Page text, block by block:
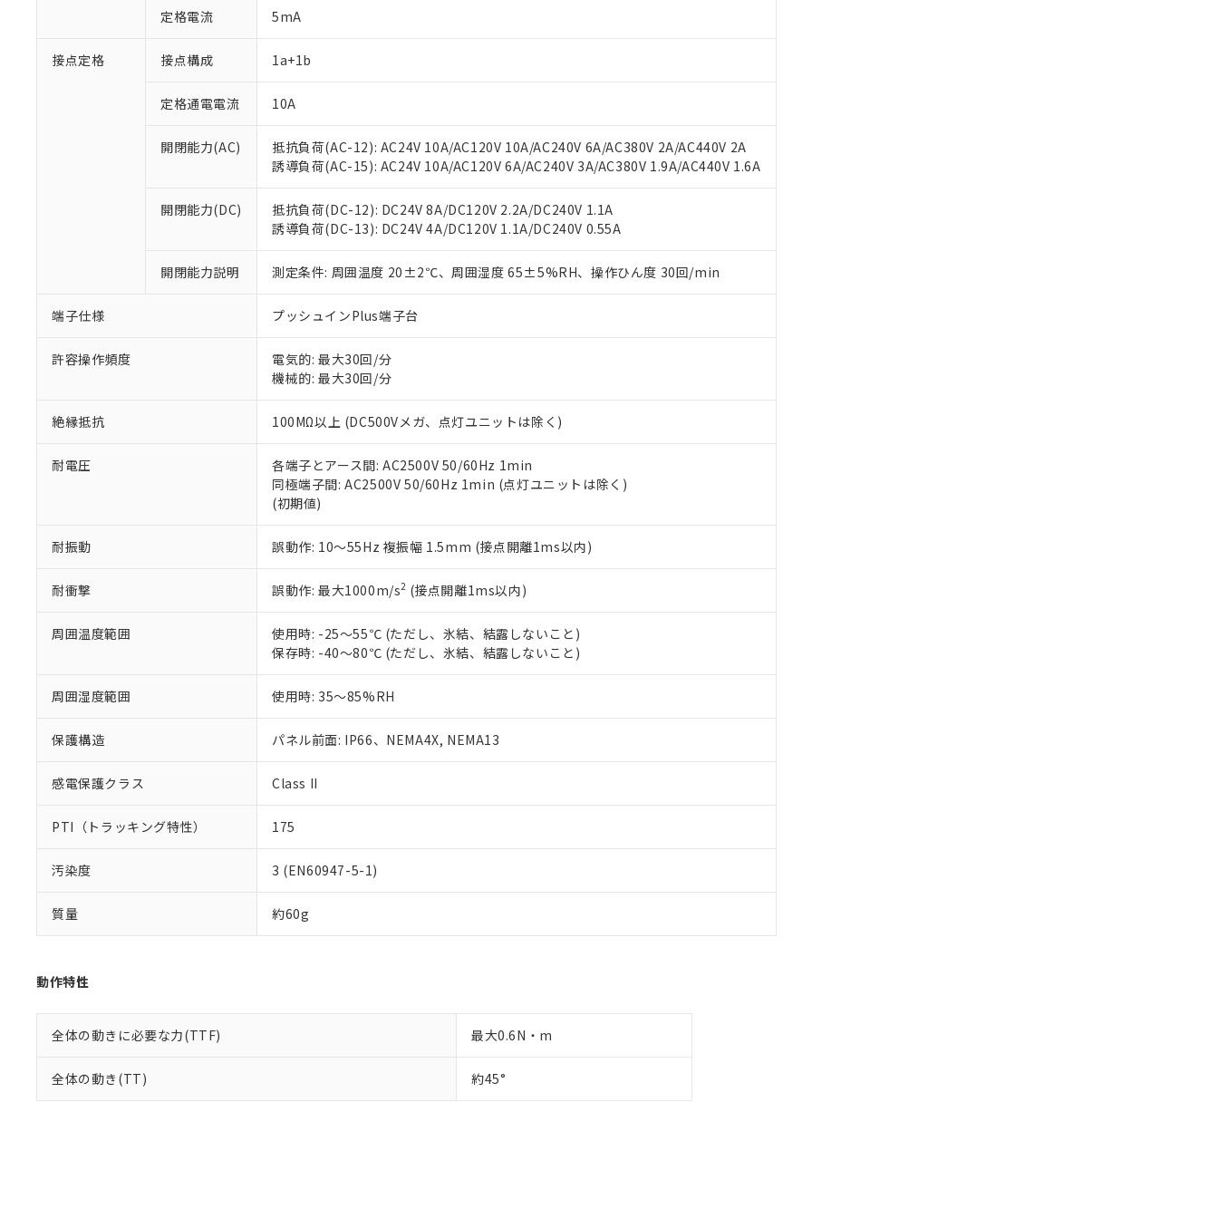
定格電流 5mA
接点定格 接点構成 1a+1b
定格通電電流 10A
開閉能力(AC)
抵抗負荷(AC-12): AC24V 10A/AC120V 10A/AC240V 6A/AC380V 2A/AC440V 2A
誘導負荷(AC-15): AC24V 10A/AC120V 6A/AC240V 3A/AC380V 1.9A/AC440V 1.6A
開閉能力(DC)
抵抗負荷(DC-12): DC24V 8A/DC120V 2.2A/DC240V 1.1A
誘導負荷(DC-13): DC24V 4A/DC120V 1.1A/DC240V 0.55A
開閉能力説明 測定条件: 周囲温度 20±2℃、周囲湿度 65±5%RH、操作ひん度 30回/min
端子仕様 プッシュインPlus端子台
許容操作頻度
電気的: 最大30回/分
機械的: 最大30回/分
絶縁抵抗 100MΩ以上 (DC500Vメガ、点灯ユニットは除く)
耐電圧
各端子とアース間: AC2500V 50/60Hz 1min
同極端子間: AC2500V 50/60Hz 1min (点灯ユニットは除く)
(初期値)
耐振動 誤動作: 10～55Hz 複振幅 1.5mm (接点開離1ms以内)
耐衝撃 誤動作: 最大1000m/s2 (接点開離1ms以内)
周囲温度範囲
使用時: -25～55℃ (ただし、氷結、結露しないこと)
保存時: -40～80℃ (ただし、氷結、結露しないこと)
周囲湿度範囲 使用時: 35～85%RH
保護構造 パネル前面: IP66、NEMA4X, NEMA13
感電保護クラス Class II
PTI（トラッキング特性） 175
汚染度 3 (EN60947-5-1)
質量 約60g
動作特性
全体の動きに必要な力(TTF) 最大0.6N・m
全体の動き(TT) 約45°
ご利用条件
以下の条件をお読みいただき、同意のうえご利用ください。
本サービスは、当社制御機器事業取扱商品の当社在庫状況および標準価格(税抜)を提供させていただ
くものです。
当社制御機器事業取扱商品の中には、本サービスの対象外となる商品もあることをご了承ください。
在庫状況および標準価格照会結果は、記載している更新日時点での社内データに基づき作成されるも
のであり、閲覧された時点での実際の在庫および標準価格とは異なる場合があることをご了承くださ
い。
正式な納期状況および標準価格はお客様のお取引先、またはお客様担当のオムロン制御機器販売店・
当社販売員にご相談ください。
オムロン制御機器販売店や当社販売拠点は「販売ネットワーク
」をご確認ください。
在庫状況および標準価格結果を当社の事前の承諾なく第三者に漏洩または開示しないようお願いしま
す。
ている必要があります。
お客様が当ウェブサイト上で当社にご登録された部品リストについて、当社および当社の共同利用者
が、当社の製品・サービスに関するお客様との取引・商談に必要な範囲で利用することをご了承くだ
さい。
※当社の共同利用者とは、"個人情報の共同利用に関して"
の「1.共同利用者の範囲」に記載されて
いる法人を指します。
対応予定なし：EU RoHS指令（10物質）の非含有に非対応の商品で、対応品を出す予定はありません。
調査・確認中：EU RoHS指令（10物質）の非含有の対応状況を調査中または確認中の商品です。
非該当品：ライセンス料など無形物で、有害物質有無と関係のない商品です。
仕入先様の事情により、非含有部品としていたものが、含有品と判明した場合などやむを得ず変更すること
があります。
鉛(Pb) 1000ppm以下、 水銀(Hg) 1000ppm以下、 カドミウム(Cd) 100ppm以下、
六価クロム(Cr(Ⅵ)) 1000ppm以下、ポリ臭化ビフェニル類(PBB) 1000ppm以下、ポリ臭化ジフェニルエーテル類(PBDE) 1000ppm以下、
フタル酸ビス(2-エチルヘキシル) (DEHP)(別名：DOP) 1000ppm以下、フタル酸ブチルベンジル（BBP） 1000ppm以下、フタル酸ジブチ
ル（DBP） 1000ppm以下、フタル酸ジイソブチル (DIBP) 1000ppm以下
但し、RoHS指令で産業用監視および制御機器に対する適用除外項目は除く。
フタル酸エステル類の４物質については閾値を超える意図的な使用がないことを確認しています。
※2 対応予定月
部品在庫の切り替え状況などにより、予定月が前後することがあります。
※3 非含有証明書ダウンロード
下記の非含有証明書をダウンロードすることができます。
EU RoHS指令（10物質）の非含有証明書
51物質の非含有証明書（当社基準）
※本証明書は発行日時点で非含有を証明するもので、過去に遡って非含有を証明するものではありません。
また、RoHS指令のフタル酸エステル類４物質の対応では、対応完了までの期間は出荷製品に未対応品が
混在することから備考欄に対応日を記載しておりました。
既に当社にて対応品への在庫切替を完了していることから、特段のことがない限り、2022年1月12日よ
「○」：最大均質材料含有率が中国RoHSの基準値以下であることを示します。
「×」：最大均質材料含有率が中国RoHSの基準値を超えていることを示します。
「－」：未確認です。当社販売部門へお問い合わせください。
*中国RoHS10物質の基準値 (GB/T26572)：
Pb(鉛) :1000ppm、 Hg(水銀) : 1000ppm、 Cd(カドミウム) : 100ppm、
Cr(Ⅵ)(六価クロム) : 1000ppm、 PBBs(ポリ臭化ビフェニル類) : 1000ppm、 PBDEs(ポリ臭化ジフェニルエーテル類) : 1000ppm、
DBP(フタル酸ジブチル) : 1000ppm、 DIBP(フタル酸ジイソブチル) : 1000ppm、 BBP(フタル酸ブチルベンジル) : 1000ppm、
※2 環境保護使用期限
「ｅ」：有害物質（10物質）のすべてが基準値以下であることを示します。
「10」：通常の使用状況下において有害物質が外部に漏えいし、環境に深刻な影響を及ぼさない年数を意
味します。
「－」：未確認です。当社販売部門へお問い合わせください。
当社は、これら貴社製品のうち、外国為替および外国貿易法に定める商品（以下｢規制貨物等」とい
う）を輸出または国外への提供する場合は、日本国政府の輸出許可(または役務取引許可)を取得する
などの必要な手続きをとります。
ます。
当社は貴社製品を、核兵器、ミサイル、化学兵器、生物兵器またはその他武器並びにこれらの製造装
置等に一切使用いたしません。
当社は、貴社製品を第三者に販売する場合は、上記1、2および3の内容を当該第三者に通知します。
また当社は、販売先および販売に係わる関係者が違法に輸出するおそれがある場合は、取り引きをい
たしません。
記
号
説明
○ 一定数以上の在庫あり
△ 一定数には満たないが在庫あり
－
在庫なし(最新の在庫状況については、お客様のお取引先、またはお客様担当のオムロン制御
機器販売店・当社販売員にご確認ください)
空
白
受注生産機種、また在庫状況の情報を公開していない機種